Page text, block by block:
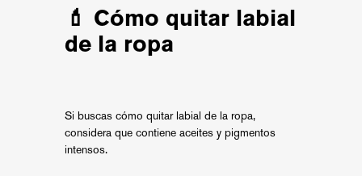
💄 Cómo quitar labial
de la ropa
Si buscas cómo quitar labial de la ropa,
considera que contiene aceites y pigmentos
intensos.